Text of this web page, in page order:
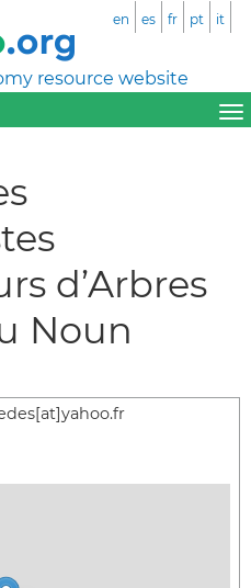
resource website
en es fr pt it
d’Arbres
Noun